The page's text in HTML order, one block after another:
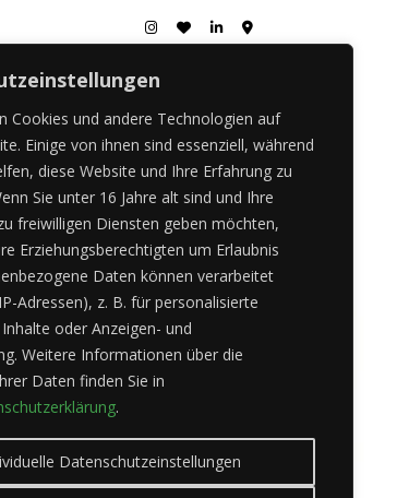
Cookies und andere Technologien auf
Einige von ihnen sind essenziell, während
diese Website und Ihre Erfahrung zu
Sie unter 16 Jahre alt sind und Ihre
freiwilligen Diensten geben möchten,
Erziehungsberechtigten um Erlaubnis
Daten können verarbeitet
Adressen), z. B. für personalisierte
oder Anzeigen- und
Weitere Informationen über die
Daten finden Sie in
.
Datenschutzeinstellungen